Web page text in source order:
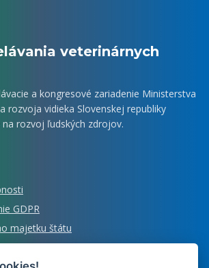
veterinárnych
a kongresové zariadenie Ministerstva
rozvoja vidieka Slovenskej republiky
rozvoj ľudských zdrojov.
GDPR
majetku štátu